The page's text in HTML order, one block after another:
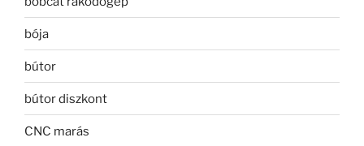
bója
bútor
bútor diszkont
CNC marás